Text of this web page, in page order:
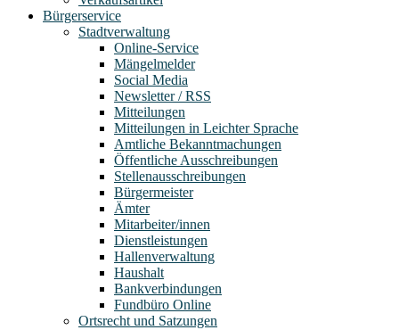
Bürgerservice
Stadtverwaltung
Online-Service
Mängelmelder
Social Media
Newsletter / RSS
Mitteilungen
Mitteilungen in Leichter Sprache
Amtliche Bekanntmachungen
Öffentliche Ausschreibungen
Stellenausschreibungen
Bürgermeister
Ämter
Mitarbeiter/innen
Dienstleistungen
Hallenverwaltung
Haushalt
Bankverbindungen
Fundbüro Online
Ortsrecht und Satzungen